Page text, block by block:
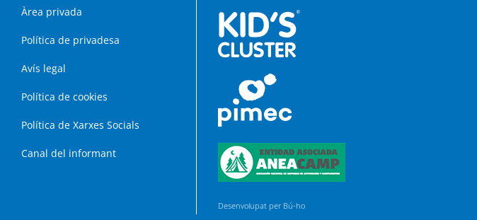
Àrea privada
Política de privadesa
Avís legal
Política de cookies
Política de Xarxes Socials
Canal del informant
Desenvolupat per Bú-ho